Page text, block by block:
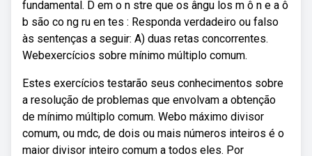
fundamental. D em o n stre que os ângu los m ô n e a ô
b são co ng ru en tes : Responda verdadeiro ou falso
às sentenças a seguir: A) duas retas concorrentes.
Webexercícios sobre mínimo múltiplo comum.
Estes exercícios testarão seus conhecimentos sobre
a resolução de problemas que envolvam a obtenção
de mínimo múltiplo comum. Webo máximo divisor
comum, ou mdc, de dois ou mais números inteiros é o
maior divisor inteiro comum a todos eles. Por